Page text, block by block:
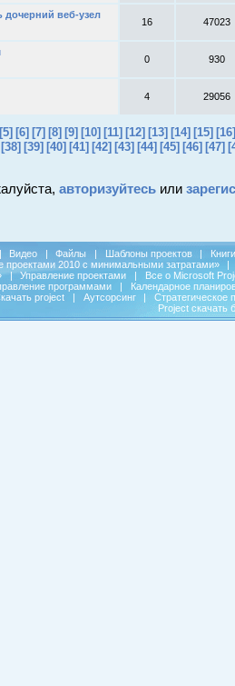
дочерний веб-узел
16 47023
0 930
4 29056
[5] [6] [7] [8] [9] [10] [11] [12] [13] [14] [15] [16]
[38] [39] [40] [41] [42] [43] [44] [45] [46] [47]
авторизуйтесьили
| Видео | Файлы | Шаблоны проектов |
Книги
проектами 2010 с минимальными затратами»
|
| Управление проектами |
Все о Microsoft
программами |
Календарное
project | Аутсорсинг |
Стратегическое
Project скачать